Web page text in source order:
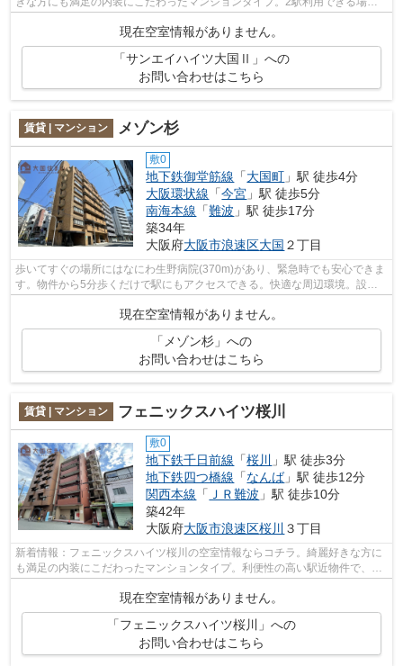
にあり、アクセスが便利です。大きな荷...
現在空室情報がありません。
「サンエイハイツ大国Ⅱ」への
お問い合わせはこちら
賃貸 | マンション メゾン杉
敷0
地下鉄御堂筋線 「大国町 」駅 徒歩4分
大阪環状線 「今宮 」駅 徒歩5分
南海本線 「難波 」駅 徒歩17分
築34年
大阪府大阪市浪速区大国 ２丁目
歩いてすぐの場所にはなにわ生野病院(370m)があり、緊急時でも安心できま
す。物件から5分歩くだけで駅にもアクセスできる。快適な周辺環境。設備
現在空室情報がありません。
「メゾン杉」への
お問い合わせはこちら
賃貸 | マンション フェニックスハイツ桜川
敷0
地下鉄千日前線 「桜川
」駅 徒歩3分
地下鉄四つ橋線 「なんば」駅 徒歩12分
関西本線 「 ＪＲ難波 」駅 徒歩10分
築42年
大阪府大阪市浪速区桜川 ３丁目
新着情報：フェニックスハイツ桜川の空室情報ならコチラ。綺麗好きな方に
も満足の内装にこだわったマンションタイプ。利便性の高い駅近物件で、駅
現在空室情報がありません。
「フェニックスハイツ桜川」への
お問い合わせはこちら